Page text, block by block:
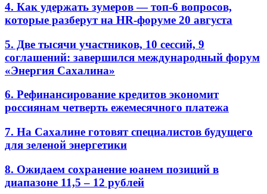
4. Как удержать зумеров — топ-6 вопросов,
которые разберут на HR-форуме 20 августа
5. Две тысячи участников, 10 сессий, 9
соглашений: завершился международный форум
«Энергия Сахалина»
6. Рефинансирование кредитов экономит
россиянам четверть ежемесячного платежа
7. На Сахалине готовят специалистов будущего
для зеленой энергетики
8. Ожидаем сохранение юанем позиций в
диапазоне 11,5 – 12 рублей